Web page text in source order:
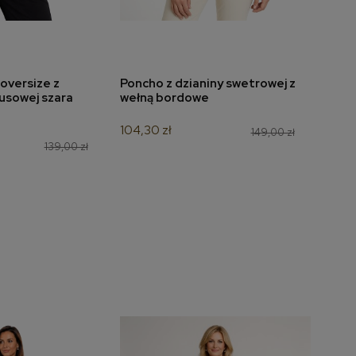
koszyka
z
szara
139,00 zł
dodaj do koszyka
Poncho z dzianiny swetrowej z
wełną bordowe
149,00 zł
104,30 zł